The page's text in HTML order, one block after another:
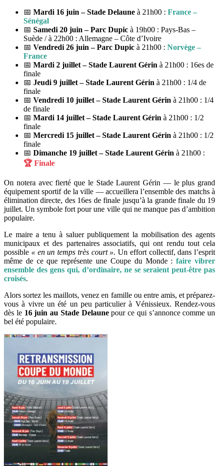
📅 Mardi 16 juin – Stade Delaune à 21h00 : France –
Sénégal
📅 Samedi 20 juin – Parc Dupic à 19h00 : Pays-Bas –
Suède / à 22h00 : Allemagne – Côte d’Ivoire
📅 Vendredi 26 juin – Parc Dupic à 21h00 : Norvège –
France
📅 Mardi 2 juillet – Stade Laurent Gérin à 21h00 : 16es de
finale
📅 Jeudi 9 juillet – Stade Laurent Gérin à 21h00 : 1/4 de
finale
📅 Vendredi 10 juillet – Stade Laurent Gérin à 21h00 : 1/4
de finale
📅 Mardi 14 juillet – Stade Laurent Gérin à 21h00 : 1/2
finale
📅 Mercredi 15 juillet – Stade Laurent Gérin à 21h00 : 1/2
finale
📅 Dimanche 19 juillet – Stade Laurent Gérin à 21h00 :
🏆 Finale
On notera avec fierté que le Stade Laurent Gérin — le plus grand
équipement sportif de la ville — accueillera l’ensemble des matchs à
élimination directe, des 16es de finale jusqu’à la grande finale du 19
juillet. Un symbole fort pour une ville qui ne manque pas d’ambition
populaire.
Le maire a tenu à saluer publiquement la mobilisation des agents
municipaux et des partenaires associatifs, qui ont rendu tout cela
possible « en un temps très court ». Un effort collectif, dans l’esprit
même de ce que représente une Coupe du Monde :faire vibrer
ensemble des gens qui, d’ordinaire, ne se seraient peut-être pas
croisés.
Alors sortez les maillots, venez en famille ou entre amis, et préparez-
vous à vivre un été un peu particulier à Vénissieux. Rendez-vous
dès le 16 juin au Stade Delaunepour ce qui s’annonce comme un
bel été populaire.